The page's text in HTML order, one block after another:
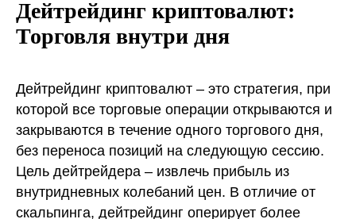
Дейтрейдинг криптовалют:
Торговля внутри дня
Дейтрейдинг криптовалют – это стратегия, при
которой все торговые операции открываются и
закрываются в течение одного торгового дня,
без переноса позиций на следующую сессию.
Цель дейтрейдера – извлечь прибыль из
внутридневных колебаний цен. В отличие от
скальпинга, дейтрейдинг оперирует более